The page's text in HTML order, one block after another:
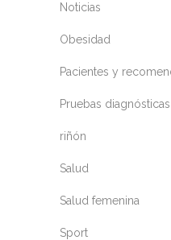
Noticias
Obesidad
Pacientes y
Pruebas diagnósticas
riñón
Salud
Salud femenina
Sport